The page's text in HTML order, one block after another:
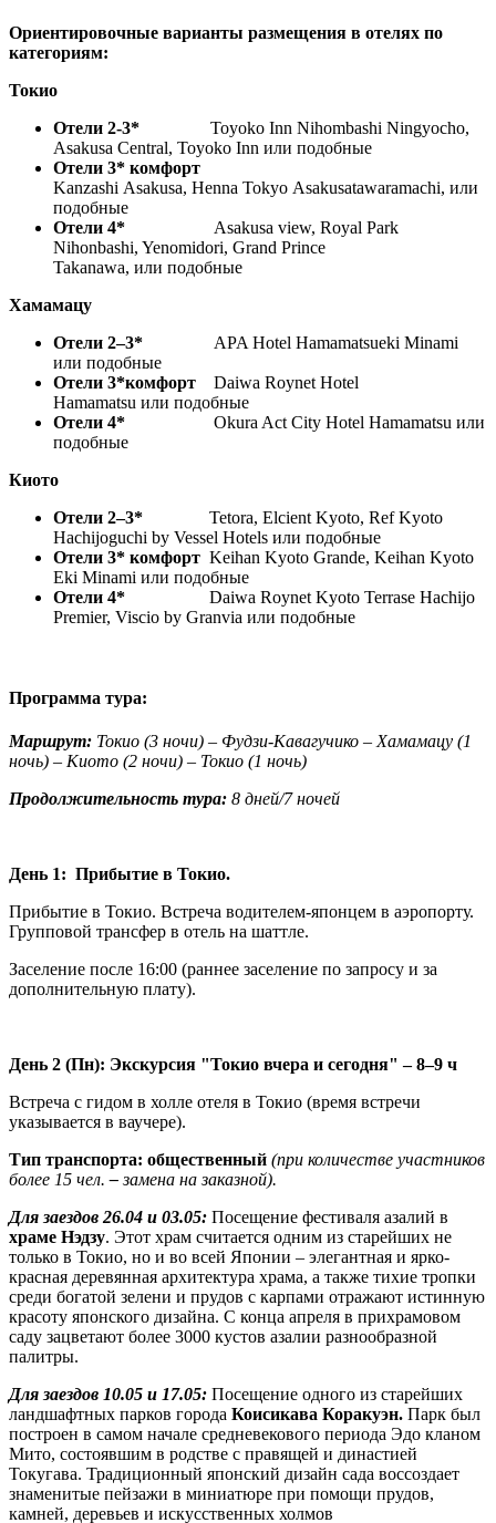
Ориентировочные варианты размещения в отелях по
категориям:
Токио
Отели 2-3*
Toyoko Inn Nihombashi Ningyocho,
Asakusa Central, Toyoko Inn или подобные
Отели 3* комфорт
Kanzashi Asakusa, Henna Tokyo Asakusatawaramachi, или
подобные
Отели 4*
Asakusa view, Royal Park
Nihonbashi, Yenomidori, Grand Prince
Takanawa, или подобные
Хамамацу
Отели 2–3* APA Hotel Hamamatsueki Minami
или подобные
Отели 3*комфорт
Daiwa Roynet Hotel
Hamamatsu или подобные
Отели 4*
Okura Act City Hotel Hamamatsu или
подобные
Киото
Отели 2–3* Tetora, Elcient Kyoto, Ref Kyoto
Hachijoguchi by Vessel Hotels или подобные
Отели 3* комфорт Keihan Kyoto Grande, Keihan Kyoto
Eki Minami или подобные
Отели 4* Daiwa Roynet Kyoto Terrase Hachijo
Premier, Viscio by Granvia или подобные
Программа тура:
Маршрут: Токио (3 ночи) – Фудзи-Кавагучико – Хамамацу (1
ночь) – Киото (2 ночи) – Токио (1 ночь)
Продолжительность тура: 8 дней/7 ночей
День 1: Прибытие в Токио.
Прибытие в Токио. Встреча водителем-японцем в аэропорту.
Групповой трансфер в отель на шаттле.
Заселение после 16:00 (раннее заселение по запросу и за
дополнительную плату).
День 2 (Пн): Экскурсия "Токио вчера и сегодня" – 8–9 ч
Встреча с гидом в холле отеля в Токио (время встречи
указывается в ваучере).
Тип транспорта: общественный (при количестве участников
более 15 чел.–замена на заказной).
Для заездов 26.04 и 03.05: Посещение фестиваля азалий в
храме Нэдзу. Этот храм считается одним из старейших не
только в Токио, но и во всей Японии – элегантная и ярко-
красная деревянная архитектура храма, а также тихие тропки
среди богатой зелени и прудов с карпами отражают истинную
красоту японского дизайна. С конца апреля в прихрамовом
саду зацветают более 3000 кустов азалии разнообразной
палитры.
Для заездов 10.05 и 17.05: Посещение одного из старейших
ландшафтных парков города Коисикава Коракуэн. Парк был
построен в самом начале средневекового периода Эдо кланом
Мито, состоявшим в родстве с правящей и династией
Токугава. Традиционный японский дизайн сада воссоздает
знаменитые пейзажи в миниатюре при помощи прудов,
камней, деревьев и искусственных холмов